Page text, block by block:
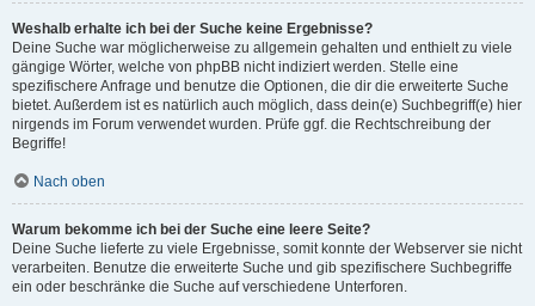
Weshalb erhalte ich bei der Suche keine Ergebnisse?
Deine Suche war möglicherweise zu allgemein gehalten und enthielt zu viele
gängige Wörter, welche von phpBB nicht indiziert werden. Stelle eine
spezifischere Anfrage und benutze die Optionen, die dir die erweiterte Suche
bietet. Außerdem ist es natürlich auch möglich, dass dein(e) Suchbegriff(e) hier
nirgends im Forum verwendet wurden. Prüfe ggf. die Rechtschreibung der
Begriffe!
Nach oben
Warum bekomme ich bei der Suche eine leere Seite?
Deine Suche lieferte zu viele Ergebnisse, somit konnte der Webserver sie nicht
verarbeiten. Benutze die erweiterte Suche und gib spezifischere Suchbegriffe
ein oder beschränke die Suche auf verschiedene Unterforen.